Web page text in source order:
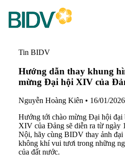
Tin BIDV
Hướng dẫn thay khung
mừng Đại hội XIV của
Nguyễn Hoàng Kiên • 16/01/
Hướng tới chào mừng Đại hội đại
XIV của Đảng sẽ diễn ra từ ngày
Nội, hãy cùng BIDV thay ảnh đại
không khí vui tươi trong những
của đất nước.